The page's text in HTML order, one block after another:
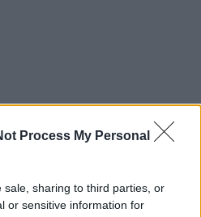
Process My Personal
sale, sharing to third parties, or
or sensitive information for